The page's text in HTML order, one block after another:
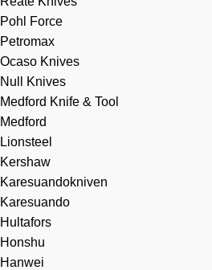
Pohl Force
Petromax
Ocaso Knives
Null Knives
Medford Knife & Tool
Medford
Lionsteel
Kershaw
Karesuandokniven
Karesuando
Hultafors
Honshu
Hanwei